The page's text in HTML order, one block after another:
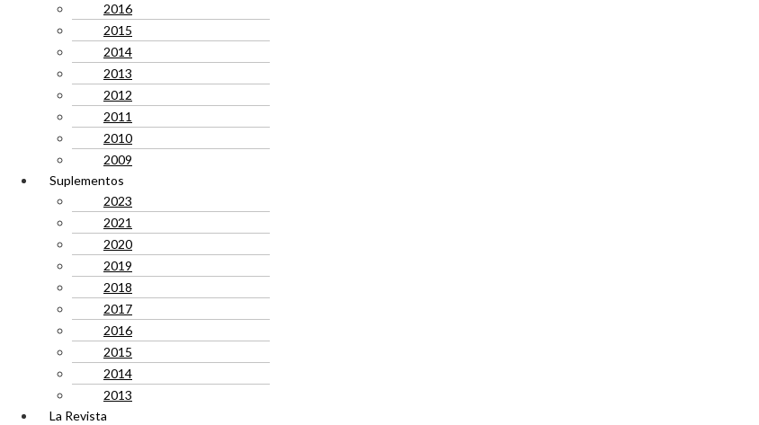
2016
2015
2014
2013
2012
2011
2010
2009
Suplementos
2023
2021
2020
2019
2018
2017
2016
2015
2014
2013
La Revista